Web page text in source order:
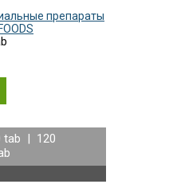
препараты
tab | 120